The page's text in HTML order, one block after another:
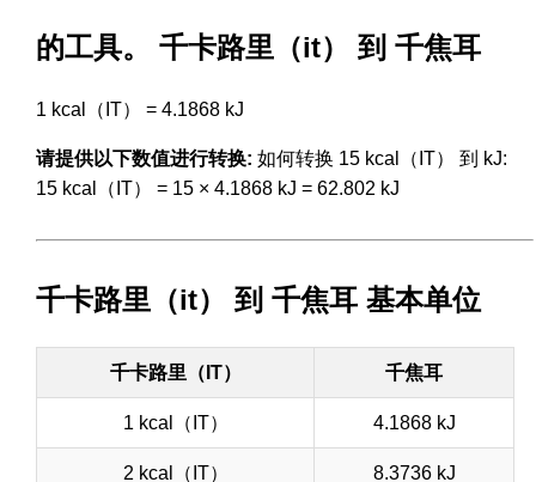
的工具。 千卡路里（it） 到 千焦耳
1 kcal（IT） = 4.1868 kJ
请提供以下数值进行转换: 如何转换 15 kcal（IT） 到 kJ:
15 kcal（IT） = 15 × 4.1868 kJ = 62.802 kJ
千卡路里（it） 到 千焦耳 基本单位
千卡路里（IT） 千焦耳
1 kcal（IT） 4.1868 kJ
2 kcal（IT） 8.3736 kJ